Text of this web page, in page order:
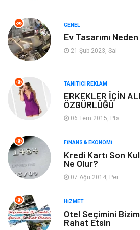
Gayrimenkul
Anne & Çocuk
Tatil
Emlak
Ev İşleri
Gençlik & Eğlence
Sigorta
Mobilya
GENEL
Ev Tasarımı
21 Şub 2023, Sal
TANITICI REKLAM
ERKEKLER İÇİN
ÖZGÜRLÜĞÜ
06 Tem 2015, Pts
FINANS & EKONOMI
Kredi Kartı Son
Ne Olur?
07 Ağu 2014, Per
HIZMET
Otel Seçimini
Rahat Etsin